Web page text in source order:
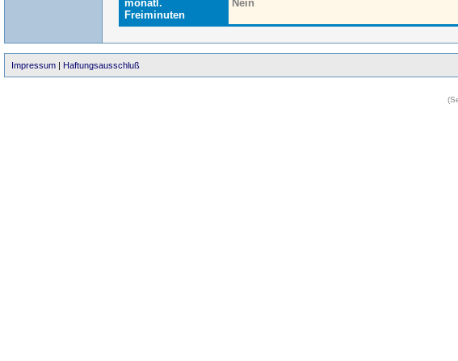
monatl.
Freiminuten
Nein
Impressum | Haftungsausschluß